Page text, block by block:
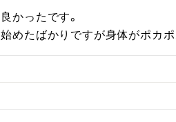
良かったです。
始めたばかりですが身体がポカ